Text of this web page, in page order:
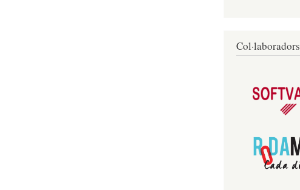
Col·laboradors